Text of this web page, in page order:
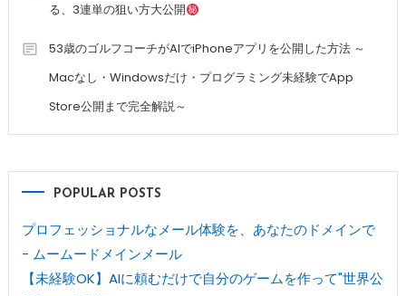
る、3連単の狙い方大公開
53歳のゴルフコーチがAIでiPhoneアプリを公開した方法 ～
Macなし・Windowsだけ・プログラミング未経験でApp
Store公開まで完全解説～
POPULAR POSTS
プロフェッショナルなメール体験を、あなたのドメインで
- ムームードメインメール
【未経験OK】AIに頼むだけで自分のゲームを作って"世界公